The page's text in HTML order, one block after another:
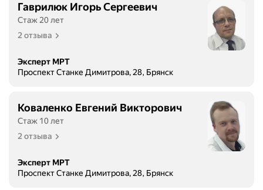
Гаврилюк Игорь Сергеевич
Стаж 20 лет
2 отзыва
Эксперт МРТ
Проспект Станке Димитрова, 28, Брянск
Коваленко Евгений Викторович
Стаж 10 лет
2 отзыва
Эксперт МРТ
Проспект Станке Димитрова, 28, Брянск